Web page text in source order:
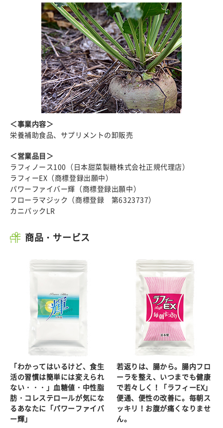
＜事業内容＞
栄養補助食品、サプリメントの卸販売
＜営業品目＞
ラフィノース100（日本甜菜製糖株式会社正規代理店）
ラフィーEX（商標登録出願中）
パワーファイバー輝（商標登録出願中）
フローラマジック（商標登録 第6323737）
カニパックLR
商品・サービス
「わかってはいるけど、食生
活の習慣は簡単には変えられ
ない・・・」血糖値・中性脂
肪・コレステロールが気にな
るあなたに「パワーファイバ
ー輝」
若返りは、腸から。腸内フロ
ーラを整え、いつまでも健康
で若々しく！「ラフィーEX」
便通、便性の改善に。毎朝ス
ッキリ！お腹が痛くなりませ
ん。